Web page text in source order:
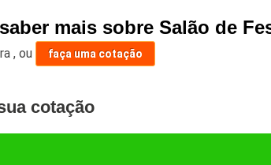
mais sobre Salão de
,ou faça uma cotação
cotação